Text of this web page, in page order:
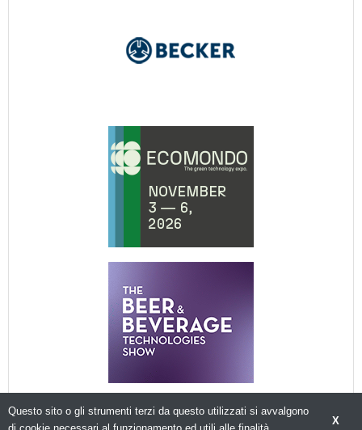
X
Questo sito o gli strumenti terzi da questo utilizzati si avvalgono